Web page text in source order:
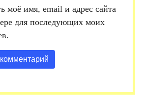
моё имя, email и адрес сайта
для последующих моих